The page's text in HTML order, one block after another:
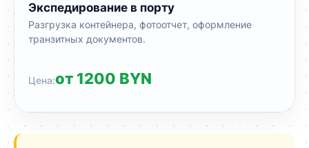
Экспедирование в порту
Разгрузка контейнера, фотоотчет, оформление
транзитных документов.
от 1200 BYN